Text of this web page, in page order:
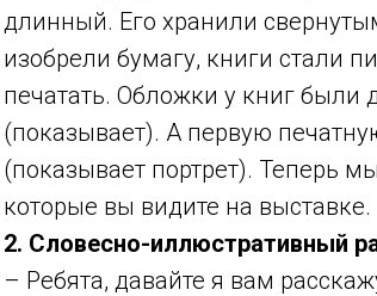
длинный. Его хранили
изобрели бумагу, книги стали
печатать. Обложки у книг
(показывает). А первую
(показывает портрет). Теперь
которые вы видите на выставке.
2. Словесно-иллюстративный
– Ребята, давайте я вам